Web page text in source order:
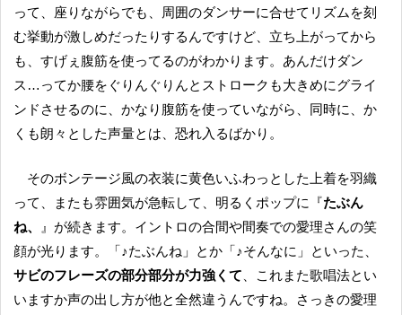
って、座りながらでも、周囲のダンサーに合せてリズムを刻
む挙動が激しめだったりするんですけど、立ち上がってから
も、すげぇ腹筋を使ってるのがわかります。あんだけダン
ス…ってか腰をぐりんぐりんとストロークも大きめにグライ
ンドさせるのに、かなり腹筋を使っていながら、同時に、か
くも朗々とした声量とは、恐れ入るばかり。
そのボンテージ風の衣装に黄色いふわっとした上着を羽織
って、またも雰囲気が急転して、明るくポップに『たぶん
ね、
』が続きます。イントロの合間や間奏での愛理さんの笑
顔が光ります。「♪たぶんね」とか「♪そんなに」といった、
サビのフレーズの部分部分が力強くて、これまた歌唱法とい
いますか声の出し方が他と全然違うんですね。さっきの愛理